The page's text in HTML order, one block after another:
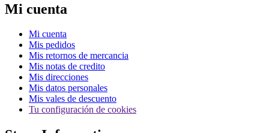
Mi cuenta
Mi cuenta
Mis pedidos
Mis retornos de mercancia
Mis notas de credito
Mis direcciones
Mis datos personales
Mis vales de descuento
Tu configuración de cookies